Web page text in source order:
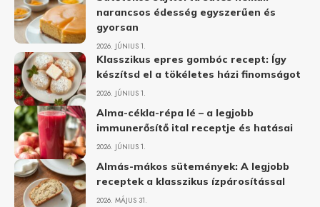
narancsos édesség egyszerűen és
gyorsan
2026. JÚNIUS 1.
Klasszikus epres gombóc recept: Így
készítsd el a tökéletes házi finomságot
2026. JÚNIUS 1.
Alma-cékla-répa lé – a legjobb
immunerősítő ital receptje és hatásai
2026. JÚNIUS 1.
Almás-mákos sütemények: A legjobb
receptek a klasszikus ízpárosítással
2026. MÁJUS 31.